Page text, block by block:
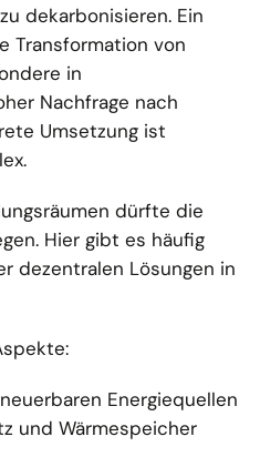
dekarbonisieren. Ein
Transformation von
in
Nachfrage nach
Umsetzung ist
dürfte die
Hier gibt es häufig
dezentralen Lösungen in
Energiequellen
und Wärmespeicher